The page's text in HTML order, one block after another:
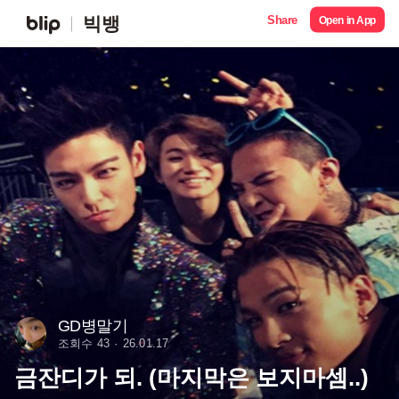
빅뱅 Share Open in App
GD병말기
조회수 43 26.01.17
금잔디가 되. (마지막은 보지마셈..)